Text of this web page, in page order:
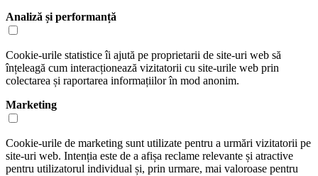
Analiză și performanță
Cookie-urile statistice îi ajută pe proprietarii de site-uri web să
înțeleagă cum interacționează vizitatorii cu site-urile web prin
colectarea și raportarea informațiilor în mod anonim.
Marketing
Cookie-urile de marketing sunt utilizate pentru a urmări vizitatorii pe
site-uri web. Intenția este de a afișa reclame relevante și atractive
pentru utilizatorul individual și, prin urmare, mai valoroase pentru